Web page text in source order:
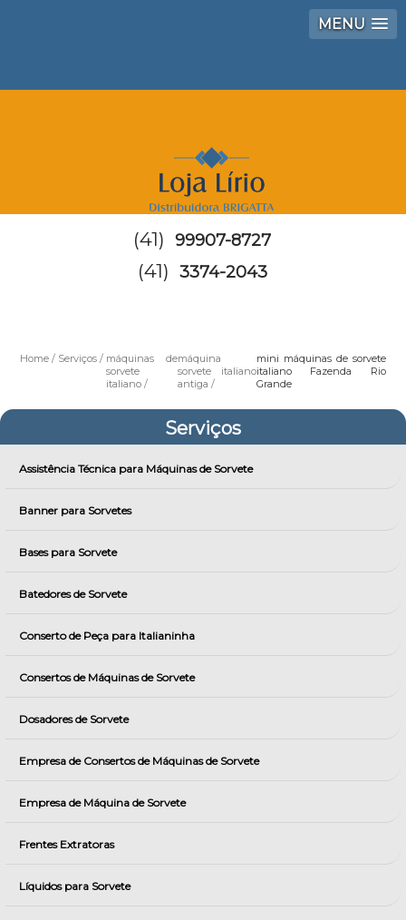
MENU
(41) 99907-8727
(41) 3374-2043
Home Serviços
máquinas de
sorvete
italiano
máquina
sorvete italiano
antiga
mini máquinas de sorvete
italiano Fazenda Rio
Grande
Serviços
Assistência Técnica para Máquinas de Sorvete
Banner para Sorvetes
Bases para Sorvete
Batedores de Sorvete
Conserto de Peça para Italianinha
Consertos de Máquinas de Sorvete
Dosadores de Sorvete
Empresa de Consertos de Máquinas de Sorvete
Empresa de Máquina de Sorvete
Frentes Extratoras
Líquidos para Sorvete